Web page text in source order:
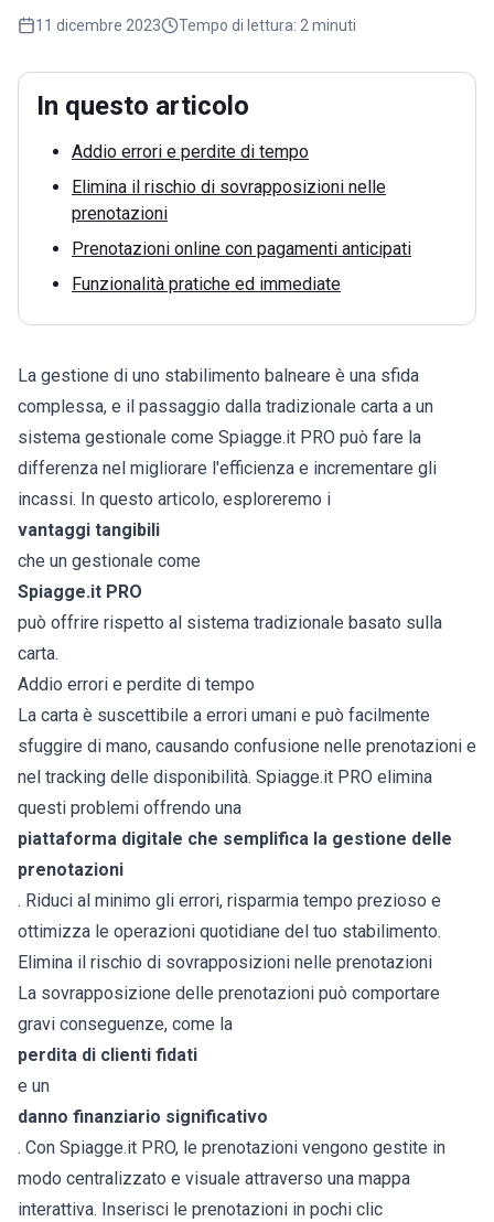
11 dicembre 2023 Tempo di lettura: 2 minuti
In questo articolo
Addio errori e perdite di tempo
Elimina il rischio di sovrapposizioni nelle
prenotazioni
Prenotazioni online con pagamenti anticipati
Funzionalità pratiche ed immediate
La gestione di uno stabilimento balneare è una sfida
complessa, e il passaggio dalla tradizionale carta a un
sistema gestionale come Spiagge.it PRO può fare la
differenza nel migliorare l'efficienza e incrementare gli
incassi. In questo articolo, esploreremo i
vantaggi tangibili
che un gestionale come
Spiagge.it PRO
può offrire rispetto al sistema tradizionale basato sulla
carta.
Addio errori e perdite di tempo
La carta è suscettibile a errori umani e può facilmente
sfuggire di mano, causando confusione nelle prenotazioni e
nel tracking delle disponibilità. Spiagge.it PRO elimina
questi problemi offrendo una
piattaforma digitale che semplifica la gestione delle
prenotazioni
. Riduci al minimo gli errori, risparmia tempo prezioso e
ottimizza le operazioni quotidiane del tuo stabilimento.
Elimina il rischio di sovrapposizioni nelle prenotazioni
La sovrapposizione delle prenotazioni può comportare
gravi conseguenze, come la
perdita di clienti fidati
e un
danno finanziario significativo
. Con Spiagge.it PRO, le prenotazioni vengono gestite in
modo centralizzato e visuale attraverso una mappa
interattiva. Inserisci le prenotazioni in pochi clic